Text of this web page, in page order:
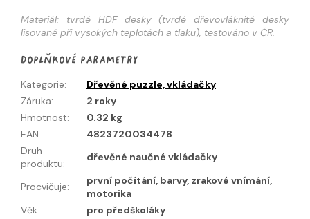
Materiál: tvrdé HDF desky (tvrdé dřevovláknité desky
lisované při vysokých teplotách a tlaku), testováno v ČR.
Doplňkové parametry
Kategorie:
Dřevěné puzzle, vkládačky
Záruka:
2 roky
Hmotnost:
0.32 kg
EAN:
4823720034478
Druh
produktu:
dřevěné naučné vkládačky
Procvičuje:
první počítání, barvy, zrakové vnímání,
motorika
Věk:
pro předškoláky